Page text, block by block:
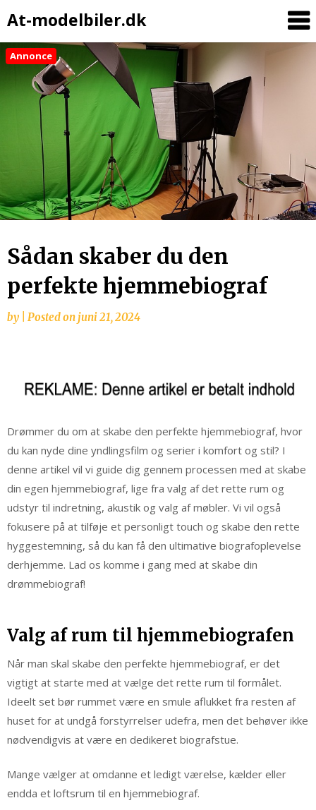
At-modelbiler.dk
content
Annonce
Sådan skaber du den
perfekte hjemmebiograf
by Posted on juni 21, 2024
Drømmer du om at skabe den perfekte hjemmebiograf, hvor
du kan nyde dine yndlingsfilm og serier i komfort og stil? I
denne artikel vil vi guide dig gennem processen med at skabe
din egen hjemmebiograf, lige fra valg af det rette rum og
udstyr til indretning, akustik og valg af møbler. Vi vil også
fokusere på at tilføje et personligt touch og skabe den rette
hyggestemning, så du kan få den ultimative biografoplevelse
derhjemme. Lad os komme i gang med at skabe din
drømmebiograf!
Valg af rum til hjemmebiografen
Når man skal skabe den perfekte hjemmebiograf, er det
vigtigt at starte med at vælge det rette rum til formålet.
Ideelt set bør rummet være en smule aflukket fra resten af
huset for at undgå forstyrrelser udefra, men det behøver ikke
nødvendigvis at være en dedikeret biografstue.
Mange vælger at omdanne et ledigt værelse, kælder eller
endda et loftsrum til en hjemmebiograf.